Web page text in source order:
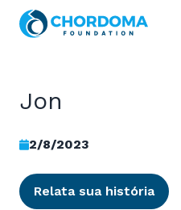
Skip to Main Content
Jon
2/8/2023
Relata sua história